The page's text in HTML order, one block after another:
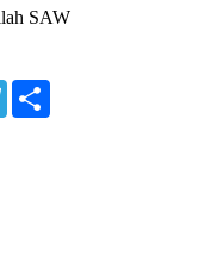
SAW
Telegram